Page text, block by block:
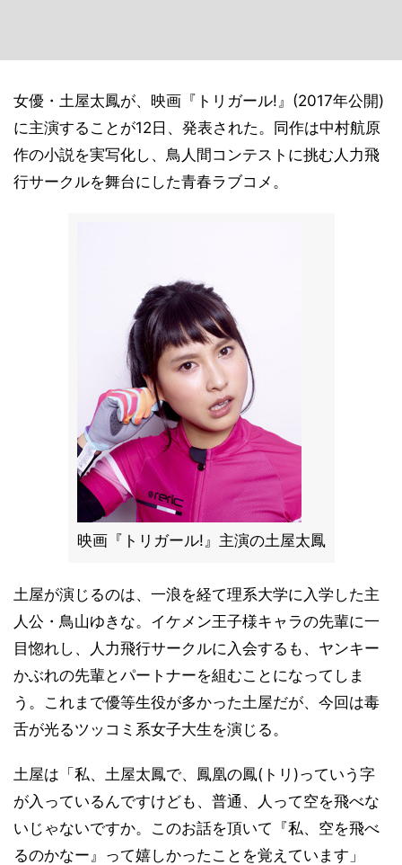
女優・土屋太鳳が、映画『トリガール!』(2017年公開)
に主演することが12日、発表された。同作は中村航原
作の小説を実写化し、鳥人間コンテストに挑む人力飛
行サークルを舞台にした青春ラブコメ。
映画『トリガール!』主演の土屋太鳳
土屋が演じるのは、一浪を経て理系大学に入学した主
人公・鳥山ゆきな。イケメン王子様キャラの先輩に一
目惚れし、人力飛行サークルに入会するも、ヤンキー
かぶれの先輩とパートナーを組むことになってしま
う。これまで優等生役が多かった土屋だが、今回は毒
舌が光るツッコミ系女子大生を演じる。
土屋は「私、土屋太鳳で、鳳凰の鳳(トリ)っていう字
が入っているんですけども、普通、人って空を飛べな
いじゃないですか。このお話を頂いて『私、空を飛べ
るのかなー』って嬉しかったことを覚えています」